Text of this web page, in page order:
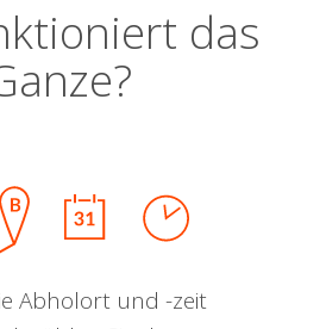
das
Abholort und -zeit